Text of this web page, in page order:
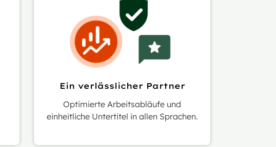
Ein verlässlicher Partner
Optimierte Arbeitsabläufe und
einheitliche Untertitel in allen Sprachen.